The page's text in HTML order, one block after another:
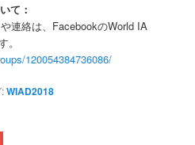
て：
連絡は、FacebookのWorld IA
120054384736086/
WIAD2018